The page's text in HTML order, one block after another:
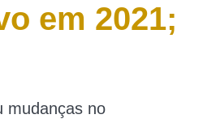
em 2021;
mudanças no